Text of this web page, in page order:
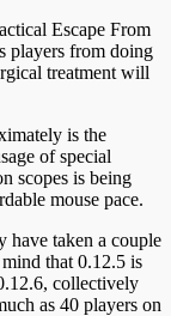
Escape From
players from doing
treatment will
is the
of special
scopes is being
mouse pace.
have taken a couple
that 0.12.5 is
collectively
as 40 players on